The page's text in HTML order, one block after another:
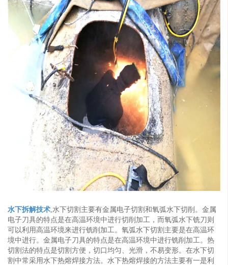
水下拆解技术 ,水下切割主要有金属电子切割和氧弧水下切削。金属
电子刀具的特点是在高温环境中进行切削加工，而氧弧水下铣刀则
可以利用高温环境来进行铣削加工。氧弧水下切割主要是在高温环
境中进行。金属电子刀具的特点是在高温环境中进行铣削加工。热
切割法的特点是切割方便，切口均匀、光滑，不易变形。在水下切
割中常采用水下热熔焊接方法。水下热熔焊接的方法主要有一是利